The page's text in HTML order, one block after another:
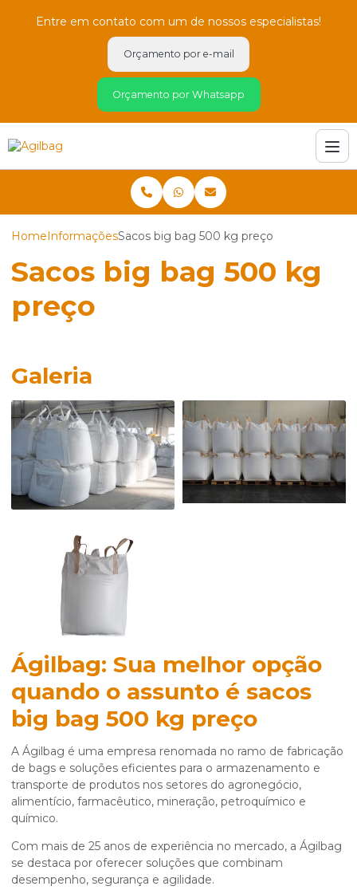
Entre em contato com um de nossos especialistas!
Orçamento por e-mail
Orçamento por Whatsapp
HomeInformaçõesSacos big bag 500 kg preço
Sacos big bag 500 kg
preço
Galeria
Ágilbag: Sua melhor opção
quando o assunto é sacos
big bag 500 kg preço
A Ágilbag é uma empresa renomada no ramo de fabricação
de bags e soluções eficientes para o armazenamento e
transporte de produtos nos setores do agronegócio,
alimentício, farmacêutico, mineração, petroquímico e
químico.
Com mais de 25 anos de experiência no mercado, a Ágilbag
se destaca por oferecer soluções que combinam
desempenho, segurança e agilidade.